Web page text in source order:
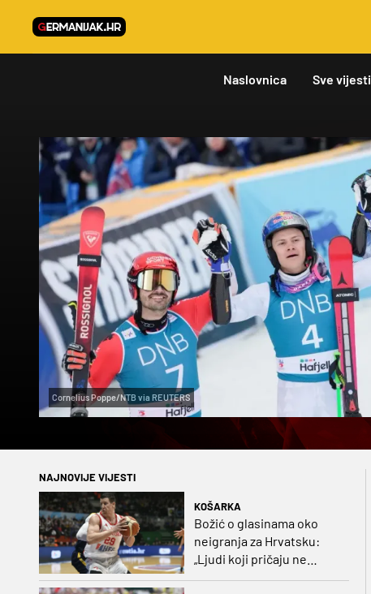
Naslovnica Sve vijesti
Cornelius Poppe/NTB via REUTERS
NAJNOVIJE VIJESTI
KOŠARKA
Božić o glasinama oko
neigranja za Hrvatsku:
„Ljudi koji pričaju ne